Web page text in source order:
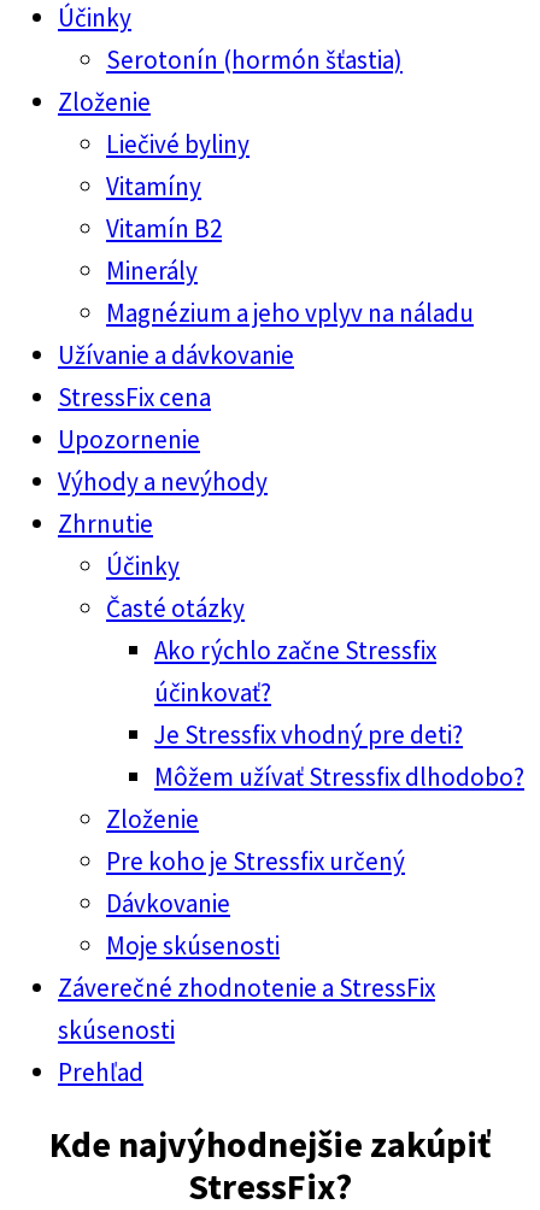
Účinky
Serotonín (hormón šťastia)
Zloženie
Liečivé byliny
Vitamíny
Vitamín B2
Minerály
Magnézium a jeho vplyv na náladu
Užívanie a dávkovanie
StressFix cena
Upozornenie
Výhody a nevýhody
Zhrnutie
Účinky
Časté otázky
Ako rýchlo začne Stressfix
účinkovať?
Je Stressfix vhodný pre deti?
Môžem užívať Stressfix dlhodobo?
Zloženie
Pre koho je Stressfix určený
Dávkovanie
Moje skúsenosti
Záverečné zhodnotenie a StressFix
skúsenosti
Prehľad
Kde najvýhodnejšie zakúpiť
StressFix?